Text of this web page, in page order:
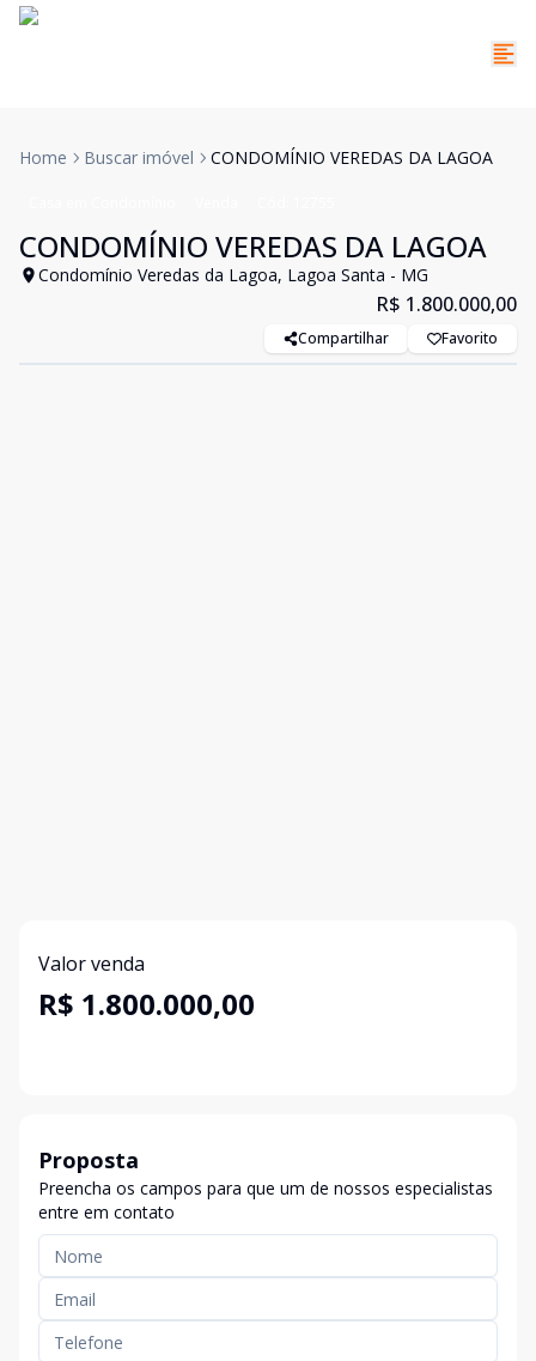
Home Buscar imóvel CONDOMÍNIO VEREDAS DA LAGOA
CONDOMÍNIO VEREDAS DA LAGOA
Condomínio Veredas da Lagoa, Lagoa Santa - MG
R$ 1.800.000,00
Compartilhar Favorito
Valor venda
R$ 1.800.000,00
Proposta
Preencha os campos para que um de nossos especialistas
entre em contato